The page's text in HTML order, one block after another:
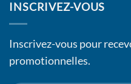
INSCRIVEZ-VOUS
Inscrivez-vous pour
promotionnelles.